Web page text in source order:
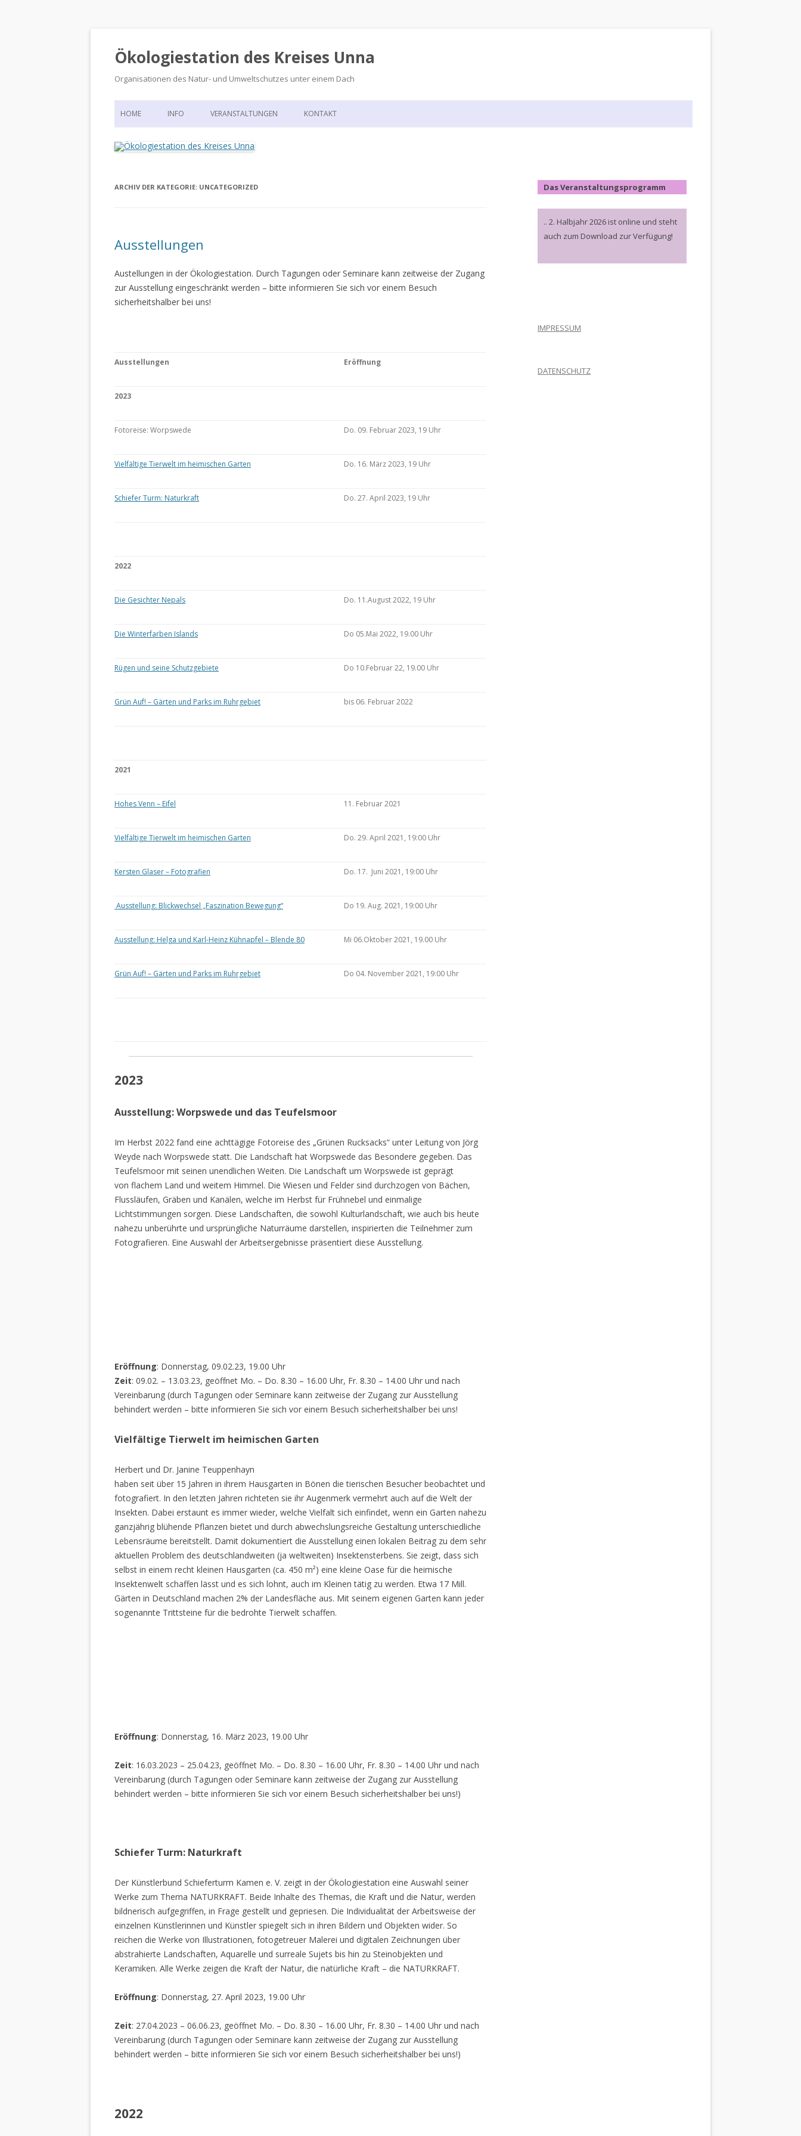
Ökologiestation des Kreises Unna
Organisationen des Natur- und Umweltschutzes unter einem Dach
Zum
HOME INFO VERANSTALTUNGEN KONTAKT
ARCHIV DER KATEGORIE: UNCATEGORIZED
Ausstellungen
Austellungen in der Ökologiestation. Durch Tagungen oder Seminare kann zeitweise der Zugang
zur Ausstellung eingeschränkt werden – bitte informieren Sie sich vor einem Besuch
sicherheitshalber bei uns!
Ausstellungen Eröffnung
2023
Fotoreise: Worpswede Do. 09. Februar 2023, 19 Uhr
Vielfältige Tierwelt im heimischen Garten Do. 16. März 2023, 19 Uhr
Schiefer Turm: Naturkraft Do. 27. April 2023, 19 Uhr
2022
Die Gesichter Nepals Do. 11.August 2022, 19 Uhr
Die Winterfarben Islands Do 05.Mai 2022, 19.00 Uhr
Rügen und seine Schutzgebiete Do 10.Februar 22, 19.00 Uhr
Grün Auf! – Gärten und Parks im Ruhrgebiet bis 06. Februar 2022
2021
Hohes Venn – Eifel 11. Februar 2021
Vielfältige Tierwelt im heimischen Garten Do. 29. April 2021, 19:00 Uhr
Kersten Glaser – Fotografien Do. 17. Juni 2021, 19:00 Uhr
Ausstellung: Blickwechsel „Faszination Bewegung“ Do 19. Aug. 2021, 19:00 Uhr
Ausstellung: Helga und Karl-Heinz Kühnapfel – Blende 80 Mi 06.Oktober 2021, 19.00 Uhr
Grün Auf! – Gärten und Parks im Ruhrgebiet Do 04. November 2021, 19:00 Uhr
2023
Ausstellung: Worpswede und das Teufelsmoor
Im Herbst 2022 fand eine achttägige Fotoreise des „Grünen Rucksacks“ unter Leitung von Jörg
Weyde nach Worpswede statt. Die Landschaft hat Worpswede das Besondere gegeben. Das
Teufelsmoor mit seinen unendlichen Weiten. Die Landschaft um Worpswede ist geprägt
von flachem Land und weitem Himmel. Die Wiesen und Felder sind durchzogen von Bächen,
Flussläufen, Gräben und Kanälen, welche im Herbst für Frühnebel und einmalige
Lichtstimmungen sorgen. Diese Landschaften, die sowohl Kulturlandschaft, wie auch bis heute
nahezu unberührte und ursprüngliche Naturräume darstellen, inspirierten die Teilnehmer zum
Fotografieren. Eine Auswahl der Arbeitsergebnisse präsentiert diese Ausstellung.
Eröffnung: Donnerstag, 09.02.23, 19.00 Uhr
Zeit: 09.02. – 13.03.23, geöffnet Mo. – Do. 8.30 – 16.00 Uhr, Fr. 8.30 – 14.00 Uhr und nach
Vereinbarung (durch Tagungen oder Seminare kann zeitweise der Zugang zur Ausstellung
behindert werden – bitte informieren Sie sich vor einem Besuch sicherheitshalber bei uns!
Vielfältige Tierwelt im heimischen Garten
Herbert und Dr. Janine Teuppenhayn
haben seit über 15 Jahren in ihrem Hausgarten in Bönen die tierischen Besucher beobachtet und
fotografiert. In den letzten Jahren richteten sie ihr Augenmerk vermehrt auch auf die Welt der
Insekten. Dabei erstaunt es immer wieder, welche Vielfalt sich einfindet, wenn ein Garten nahezu
ganzjährig blühende Pflanzen bietet und durch abwechslungsreiche Gestaltung unterschiedliche
Lebensräume bereitstellt. Damit dokumentiert die Ausstellung einen lokalen Beitrag zu dem sehr
aktuellen Problem des deutschlandweiten (ja weltweiten) Insektensterbens. Sie zeigt, dass sich
selbst in einem recht kleinen Hausgarten (ca. 450 m²) eine kleine Oase für die heimische
Insektenwelt schaffen lässt und es sich lohnt, auch im Kleinen tätig zu werden. Etwa 17 Mill.
Gärten in Deutschland machen 2% der Landesfläche aus. Mit seinem eigenen Garten kann jeder
sogenannte Trittsteine für die bedrohte Tierwelt schaffen.
Eröffnung: Donnerstag, 16. März 2023, 19.00 Uhr
Zeit: 16.03.2023 – 25.04.23, geöffnet Mo. – Do. 8.30 – 16.00 Uhr, Fr. 8.30 – 14.00 Uhr und nach
Vereinbarung (durch Tagungen oder Seminare kann zeitweise der Zugang zur Ausstellung
behindert werden – bitte informieren Sie sich vor einem Besuch sicherheitshalber bei uns!)
Schiefer Turm: Naturkraft
Der Künstlerbund Schieferturm Kamen e. V. zeigt in der Ökologiestation eine Auswahl seiner
Werke zum Thema NATURKRAFT. Beide Inhalte des Themas, die Kraft und die Natur, werden
bildnerisch aufgegriffen, in Frage gestellt und gepriesen. Die Individualität der Arbeitsweise der
einzelnen Künstlerinnen und Künstler spiegelt sich in ihren Bildern und Objekten wider. So
reichen die Werke von Illustrationen, fotogetreuer Malerei und digitalen Zeichnungen über
abstrahierte Landschaften, Aquarelle und surreale Sujets bis hin zu Steinobjekten und
Keramiken. Alle Werke zeigen die Kraft der Natur, die natürliche Kraft – die NATURKRAFT.
Eröffnung: Donnerstag, 27. April 2023, 19.00 Uhr
Zeit: 27.04.2023 – 06.06.23, geöffnet Mo. – Do. 8.30 – 16.00 Uhr, Fr. 8.30 – 14.00 Uhr und nach
Vereinbarung (durch Tagungen oder Seminare kann zeitweise der Zugang zur Ausstellung
behindert werden – bitte informieren Sie sich vor einem Besuch sicherheitshalber bei uns!)
2022
Das Veranstaltungsprogramm
.. 2. Halbjahr 2026 ist online und steht
auch zum Download zur Verfügung!
IMPRESSUM
DATENSCHUTZ